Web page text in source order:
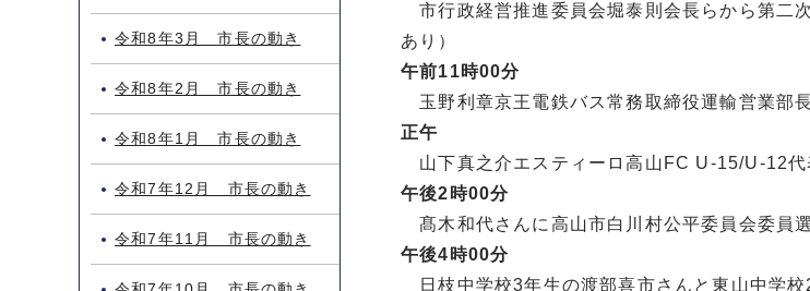
市行政経営推進委員会堀泰則会長らから第二
あり）
午前11時00分
玉野利章京王電鉄バス常務取締役運輸営業部
正午
山下真之介エスティーロ高山FC U-15/U-12代
午後2時00分
髙木和代さんに高山市白川村公平委員会委員
午後4時00分
日枝中学校3年生の渡部喜市さんと東山中学
令和8年3月 市長の動き
令和8年2月 市長の動き
令和8年1月 市長の動き
令和7年12月 市長の動き
令和7年11月 市長の動き